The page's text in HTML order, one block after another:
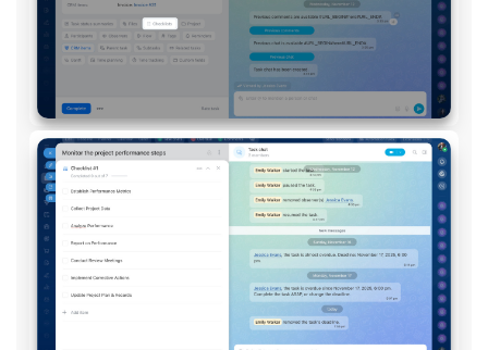
Widget de l'employé
Paramètres
Bitrix24 Messenger
Questions générales
On-Premise de Bitrix24